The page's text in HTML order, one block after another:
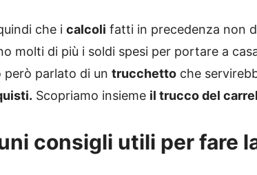
che i calcoli fatti in precedenza non
molti di più i soldi spesi per portare a
però parlato di un trucchetto che
Scopriamo insieme il trucco del
consigli utili per fare